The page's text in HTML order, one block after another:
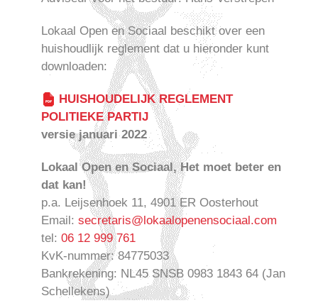
Lokaal Open en Sociaal beschikt over een
huishoudlijk reglement dat u hieronder kunt
downloaden:
HUISHOUDELIJK REGLEMENT
POLITIEKE PARTIJ
versie januari 2022
Lokaal Open en Sociaal, Het moet beter en
dat kan!
p.a. Leijsenhoek 11, 4901 ER Oosterhout
Email: secretaris@lokaalopenensociaal.com
tel: 06 12 999 761
KvK-nummer: 84775033
Bankrekening: NL45 SNSB 0983 1843 64 (Jan
Schellekens)